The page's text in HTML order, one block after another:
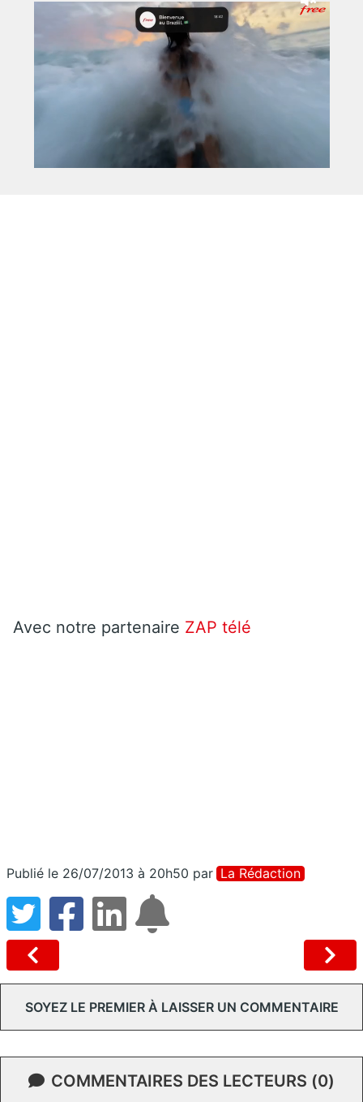
Avec notre partenaire ZAP télé
Publié le 26/07/2013 à 20h50 par La Rédaction
SOYEZ LE PREMIER À LAISSER UN COMMENTAIRE
COMMENTAIRES DES LECTEURS (0)